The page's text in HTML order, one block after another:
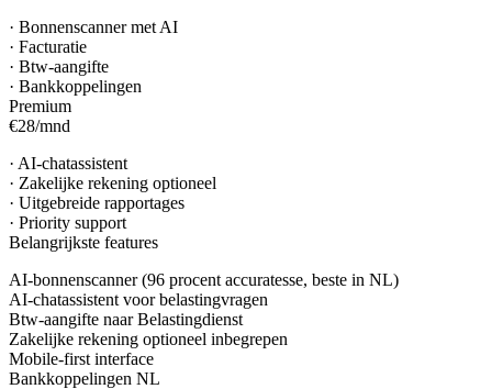
· Bonnenscanner met AI
· Facturatie
· Btw-aangifte
· Bankkoppelingen
Premium
€28/mnd
· AI-chatassistent
· Zakelijke rekening optioneel
· Uitgebreide rapportages
· Priority support
Belangrijkste features
AI-bonnenscanner (96 procent accuratesse, beste in NL)
AI-chatassistent voor belastingvragen
Btw-aangifte naar Belastingdienst
Zakelijke rekening optioneel inbegrepen
Mobile-first interface
Bankkoppelingen NL